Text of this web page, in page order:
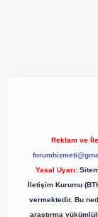
Reklam ve
Yasal Uyarı:
İletişim Kurumu
vermektedir. Bu
araştırma